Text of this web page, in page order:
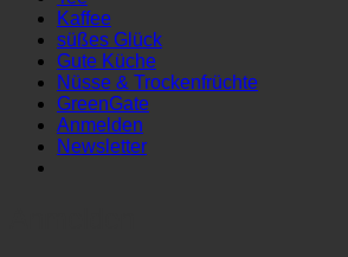
Kaffee
süßes Glück
Gute Küche
Nüsse & Trockenfrüchte
GreenGate
Anmelden
Newsletter